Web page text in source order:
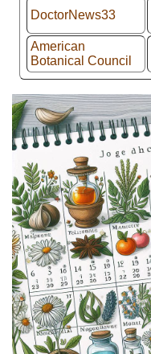
DoctorNews33
American
Botanical Council